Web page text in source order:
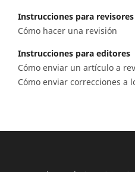
Instrucciones para revisores
Cómo hacer una revisión
Instrucciones para editores
Cómo enviar un artículo a
Cómo enviar correcciones a